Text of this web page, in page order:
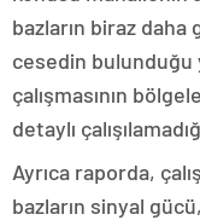
bazların biraz
cesedin bulunduğu
çalışmasının
detaylı
Ayrıca raporda,
bazların sinyal